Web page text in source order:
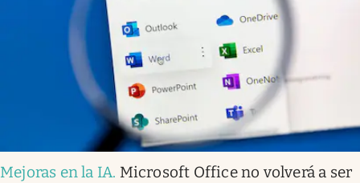
Mejoras en la IA. Microsoft Office no volverá a ser